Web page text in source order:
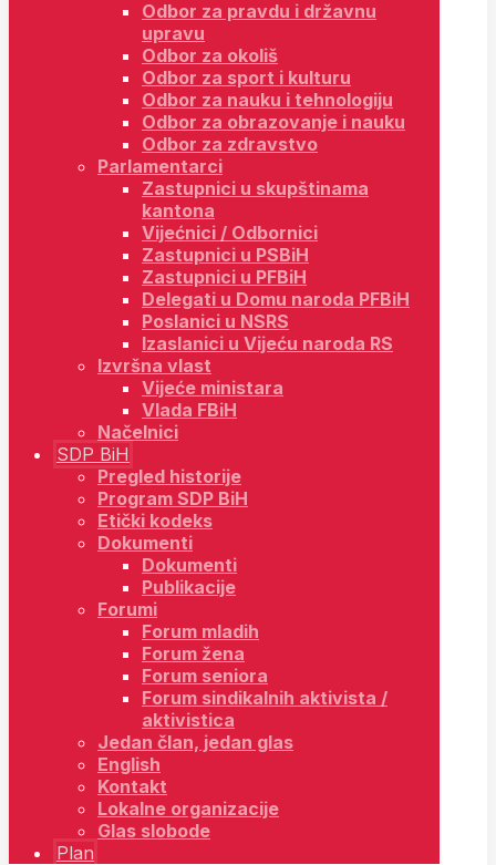
Odbor za pravdu i državnu
upravu
Odbor za okoliš
Odbor za sport i kulturu
Odbor za nauku i tehnologiju
Odbor za obrazovanje i nauku
Odbor za zdravstvo
Parlamentarci
Zastupnici u skupštinama
kantona
Vijećnici / Odbornici
Zastupnici u PSBiH
Zastupnici u PFBiH
Delegati u Domu naroda PFBiH
Poslanici u NSRS
Izaslanici u Vijeću naroda RS
Izvršna vlast
Vijeće ministara
Vlada FBiH
Načelnici
SDP BiH
Pregled historije
Program SDP BiH
Etički kodeks
Dokumenti
Dokumenti
Publikacije
Forumi
Forum mladih
Forum žena
Forum seniora
Forum sindikalnih aktivista /
aktivistica
Jedan član, jedan glas
English
Kontakt
Lokalne organizacije
Glas slobode
Plan